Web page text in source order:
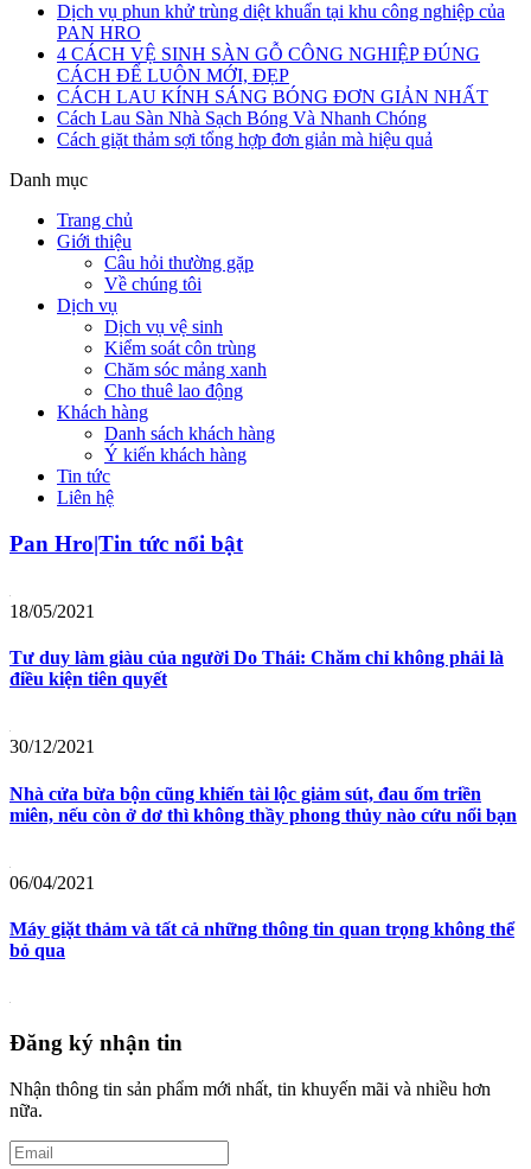
Dịch vụ phun khử trùng diệt khuẩn tại khu công nghiệp của
PAN HRO
4 CÁCH VỆ SINH SÀN GỖ CÔNG NGHIỆP ĐÚNG
CÁCH ĐỂ LUÔN MỚI, ĐẸP
CÁCH LAU KÍNH SÁNG BÓNG ĐƠN GIẢN NHẤT
Cách Lau Sàn Nhà Sạch Bóng Và Nhanh Chóng
Cách giặt thảm sợi tổng hợp đơn giản mà hiệu quả
Danh mục
Trang chủ
Giới thiệu
Câu hỏi thường gặp
Về chúng tôi
Dịch vụ
Dịch vụ vệ sinh
Kiểm soát côn trùng
Chăm sóc mảng xanh
Cho thuê lao động
Khách hàng
Danh sách khách hàng
Ý kiến khách hàng
Tin tức
Liên hệ
Pan Hro|Tin tức nổi bật
18/05/2021
Tư duy làm giàu của người Do Thái: Chăm chỉ không phải là
điều kiện tiên quyết
30/12/2021
Nhà cửa bừa bộn cũng khiến tài lộc giảm sút, đau ốm triền
miên, nếu còn ở dơ thì không thầy phong thủy nào cứu nổi bạn
06/04/2021
Máy giặt thảm và tất cả những thông tin quan trọng không thể
bỏ qua
Đăng ký nhận tin
Nhận thông tin sản phẩm mới nhất, tin khuyến mãi và nhiều hơn
nữa.